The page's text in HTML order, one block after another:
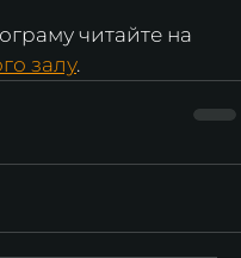
читайте на
залу.